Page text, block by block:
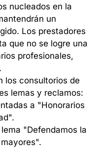
nucleados en la
un
Los prestadores
que no se logre una
profesionales,
los consultorios de
lemas y reclamos:
a "Honorarios
"Defendamos la